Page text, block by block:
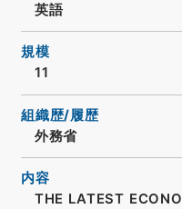
英語
規模
11
組織歴/履歴
外務省
内容
THE LATEST